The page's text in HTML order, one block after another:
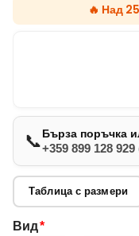
🔥 Над
📞Бърза поръчка
+359 899 128
Таблица с размери
Вид*